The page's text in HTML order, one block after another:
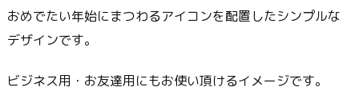
おめでたい年始にまつわるアイコンを配置したシンプルな
デザインです。
ビジネス用・お友達用にもお使い頂けるイメージです。